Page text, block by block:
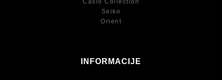
Seiko
Orient
INFORMACIJE